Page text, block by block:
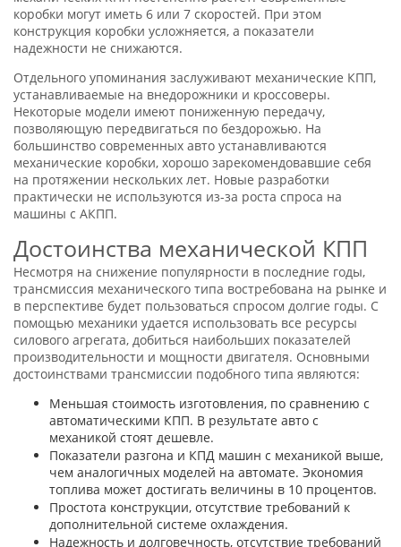
коробки могут иметь 6 или 7 скоростей. При этом
конструкция коробки усложняется, а показатели
надежности не снижаются.
Отдельного упоминания заслуживают механические КПП,
устанавливаемые на внедорожники и кроссоверы.
Некоторые модели имеют пониженную передачу,
позволяющую передвигаться по бездорожью. На
большинство современных авто устанавливаются
механические коробки, хорошо зарекомендовавшие себя
на протяжении нескольких лет. Новые разработки
практически не используются из-за роста спроса на
машины с АКПП.
Достоинства механической КПП
Несмотря на снижение популярности в последние годы,
трансмиссия механического типа востребована на рынке и
в перспективе будет пользоваться спросом долгие годы. С
помощью механики удается использовать все ресурсы
силового агрегата, добиться наибольших показателей
производительности и мощности двигателя. Основными
достоинствами трансмиссии подобного типа являются:
Меньшая стоимость изготовления, по сравнению с
автоматическими КПП. В результате авто с
механикой стоят дешевле.
Показатели разгона и КПД машин с механикой выше,
чем аналогичных моделей на автомате. Экономия
топлива может достигать величины в 10 процентов.
Простота конструкции, отсутствие требований к
дополнительной системе охлаждения.
Надежность и долговечность, отсутствие требований